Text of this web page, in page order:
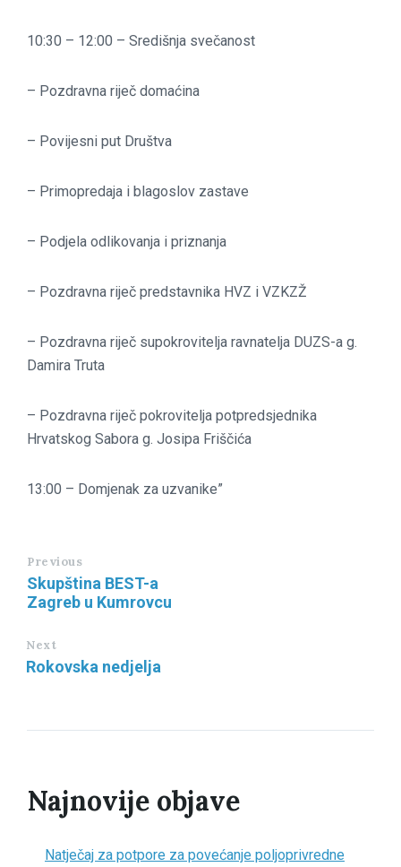
10:30 – 12:00 – Središnja svečanost
– Pozdravna riječ domaćina
– Povijesni put Društva
– Primopredaja i blagoslov zastave
– Podjela odlikovanja i priznanja
– Pozdravna riječ predstavnika HVZ i VZKZŽ
– Pozdravna riječ supokrovitelja ravnatelja DUZS-a g.
Damira Truta
– Pozdravna riječ pokrovitelja potpredsjednika
Hrvatskog Sabora g. Josipa Friščića
13:00 – Domjenak za uzvanike”
Previous
Skupština BEST-a
Zagreb u Kumrovcu
Next
Rokovska nedjelja
Najnovije objave
Natječaj za potpore za povećanje poljoprivredne